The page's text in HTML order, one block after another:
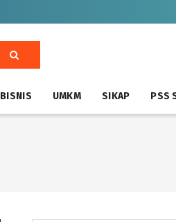
BISNIS UMKM SIKAP PSS